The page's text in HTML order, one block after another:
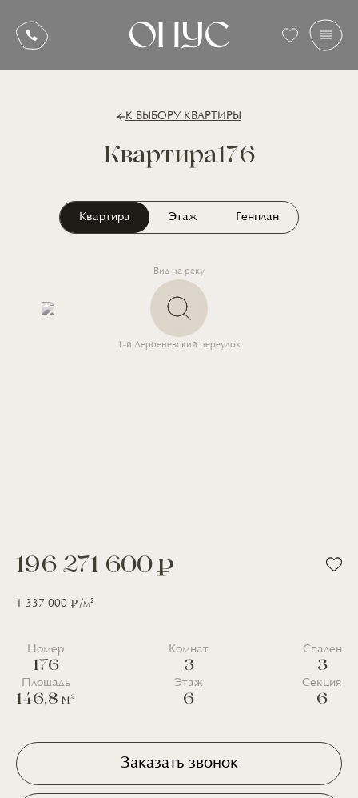
К ВЫБОРУ КВАРТИРЫ
Квартира176
Квартира Этаж Генплан
Вид на реку
1-й Дербеневский переулок
196 271 600
1 337 000 /м2
Номер
176
Площадь
146,8 М2
Комнат
3
Этаж
6
Спален
3
Секция
6
Заказать звонок